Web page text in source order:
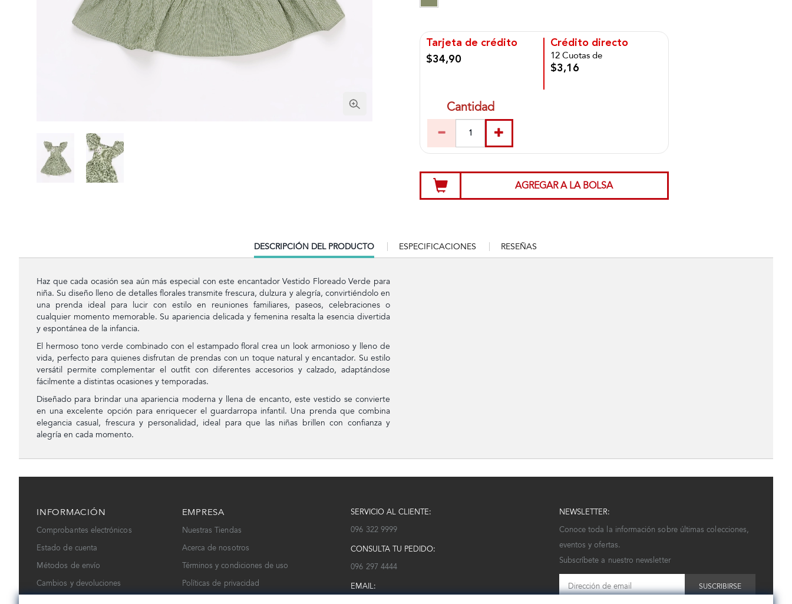
Tarjeta de crédito
$34,90
Crédito directo
12 Cuotas de
$3,16
Cantidad
AGREGAR A LA BOLSA
CURRENT
TAB:
DESCRIPCIÓN DEL PRODUCTO ESPECIFICACIONES RESEÑAS
Haz que cada ocasión sea aún más especial con este encantador Vestido Floreado Verde para
niña. Su diseño lleno de detalles florales transmite frescura, dulzura y alegría, convirtiéndolo en
una prenda ideal para lucir con estilo en reuniones familiares, paseos, celebraciones o
cualquier momento memorable. Su apariencia delicada y femenina resalta la esencia divertida
y espontánea de la infancia.
El hermoso tono verde combinado con el estampado floral crea un look armonioso y lleno de
vida, perfecto para quienes disfrutan de prendas con un toque natural y encantador. Su estilo
versátil permite complementar el outfit con diferentes accesorios y calzado, adaptándose
fácilmente a distintas ocasiones y temporadas.
Diseñado para brindar una apariencia moderna y llena de encanto, este vestido se convierte
en una excelente opción para enriquecer el guardarropa infantil. Una prenda que combina
elegancia casual, frescura y personalidad, ideal para que las niñas brillen con confianza y
alegría en cada momento.
INFORMACIÓN
Comprobantes electrónicos
Estado de cuenta
Métodos de envío
Cambios y devoluciones
EMPRESA
Nuestras Tiendas
Acerca de nosotros
Términos y condiciones de uso
Políticas de privacidad
SERVICIO AL CLIENTE:
096 322 9999
CONSULTA TU PEDIDO:
096 297 4444
EMAIL:
NEWSLETTER:
Conoce toda la información sobre últimas colecciones,
eventos y ofertas.
Subscríbete a nuestro newsletter
SUSCRIBIRSE